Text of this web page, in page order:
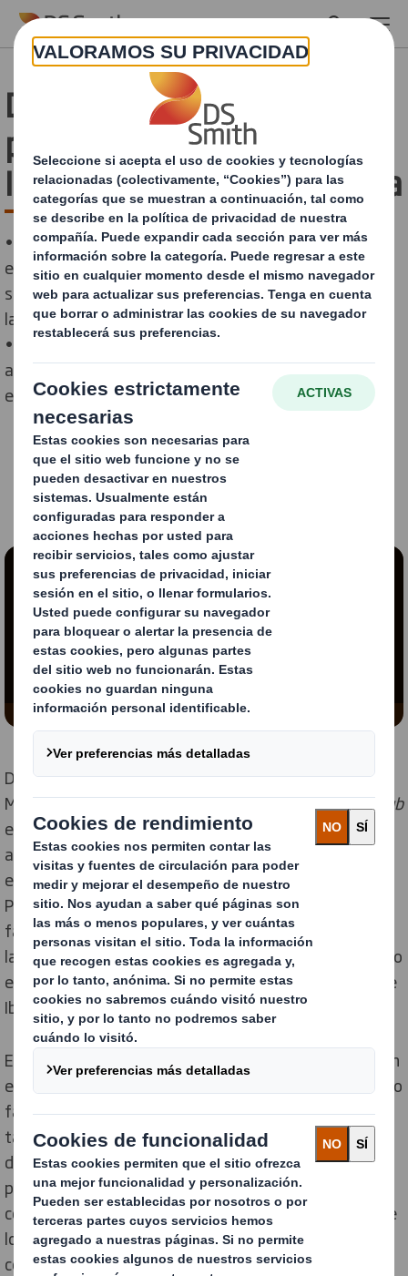
Skip to main content
DS SMITH presenta el
primer ‘Customer
Innovation Hub’ de España
• El centro tiene como objetivo facilitar la colaboración
entre DS Smith y sus clientes con el fin de desarrollar
soluciones más sostenibles y eficientes para atender
las demandas de los consumidores.
• Esta apertura supone un paso más en la firme
apuesta de la compañía por la innovación como
elemento diferenciador.
Contenido bloqueado
Para ver este vídeo, debes aceptar las cookies
«funcionales».
Modificar mi configuración
DS Smith Packaging Iberia ha escogido la ciudad de
Madrid para instalar su primerCustomer Innovation Hub
en España. La compañía, presente en 130 mercados,
abrió el primer centro de estas características en 2021
en Lisboa, Portugal y en 2022 también en Belchatów,
Polonia. El de España, ubicado en la planta de
fabricación de embalajes que la multinacional tiene en
la localidad de Torrejón de Ardoz, Madrid, será por tanto
el tercero a nivel mundial y el segundo en el mercado de
Iberia.
El Customer Innovation Hub
es una iniciativa pionera en
el sector del packaging en España y tiene como objetivo
facilitar la colaboración entre DS Smith y sus clientes,
tanto en entornos físicos como virtuales, con el fin de
desarrollar soluciones más sostenibles y eficientes
para atender las demandas cambiantes de los
consumidores. Las sinergias que se establecerán entre
los Hubs de Madrid y de Lisboa no solo fortalecerán la
colaboración regional, sino que también potenciarán la